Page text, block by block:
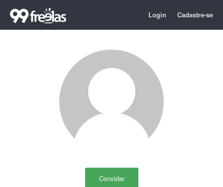
Login Cadastre-se
Convidar